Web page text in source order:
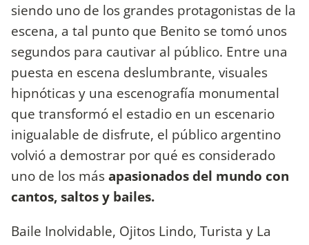
siendo uno de los grandes protagonistas de la
escena, a tal punto que Benito se tomó unos
segundos para cautivar al público. Entre una
puesta en escena deslumbrante, visuales
hipnóticas y una escenografía monumental
que transformó el estadio en un escenario
inigualable de disfrute, el público argentino
volvió a demostrar por qué es considerado
uno de los másapasionados del mundo con
cantos, saltos y bailes.
Baile Inolvidable, Ojitos Lindo, Turista y La